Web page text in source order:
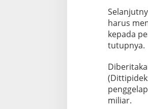
i
S
u
m
s
l
harus
kepada
tutupnya.
miliar.